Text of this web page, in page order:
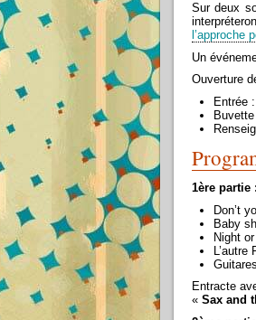
Sur deux
l’approche
Un
Ouverture
Entrée
1ère partie :
Don’t
Baby
Night
L’autre
Entracte
« Sax and